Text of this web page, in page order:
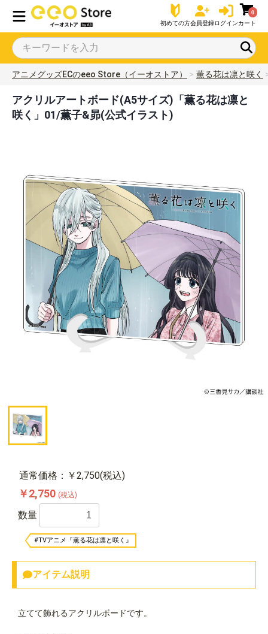
初めての方会員登録ログイン
0
カート
アニメグッズECのeeo Store（イーオストア） 薫る花は凛と咲く
アクリルアートボード(A5サイズ)「薫る花は凛と
咲く」01/薫子&昴(公式イラスト)
通常価格：￥2,750(税込)
￥2,750 (税込)
数量
#TVアニメ『薫る花は凛と咲く』
アイテム説明
立てて飾れるアクリルボードです。